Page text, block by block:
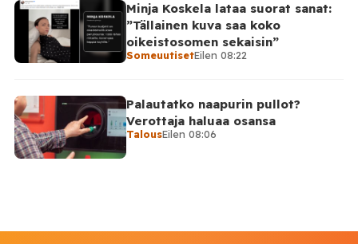
Minja Koskela lataa suorat sanat:
”Tällainen kuva saa koko
oikeistosomen sekaisin”
SomeuutisetEilen 08:22
Palautatko naapurin pullot?
Verottaja haluaa osansa
TalousEilen 08:06